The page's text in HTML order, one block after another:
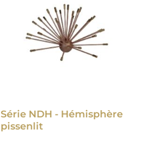
Série NDH - Hémisphère
pissenlit